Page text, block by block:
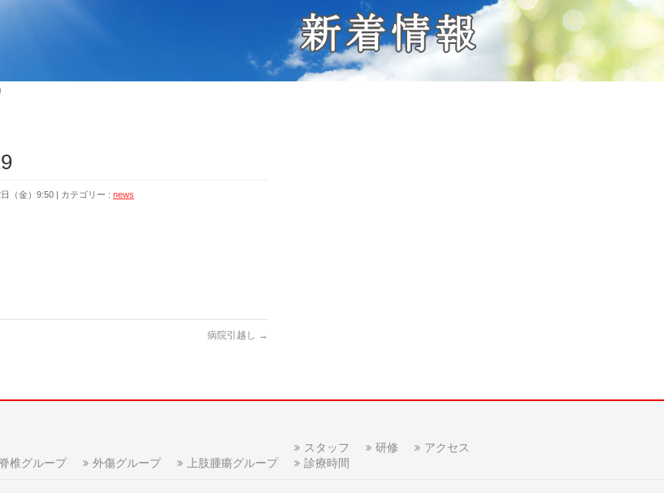
（金）9:50 カテゴリー : news
病院引越し →
脊椎グループ 外傷グループ 上肢腫瘍グループ
スタッフ 研修
アクセス
診療時間